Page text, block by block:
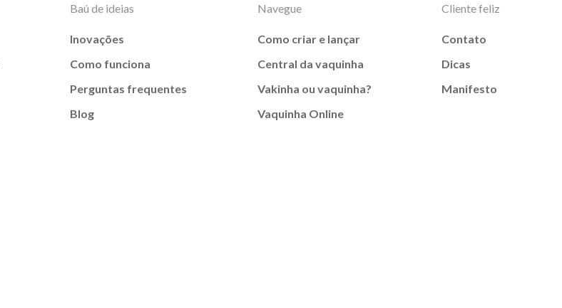
Baú de ideias
Inovações
Como funciona
Perguntas frequentes
Blog
Navegue
Como criar e lançar
Central da vaquinha
Vakinha ou vaquinha?
Vaquinha Online
Cliente feliz
Contato
Dicas
Manifesto